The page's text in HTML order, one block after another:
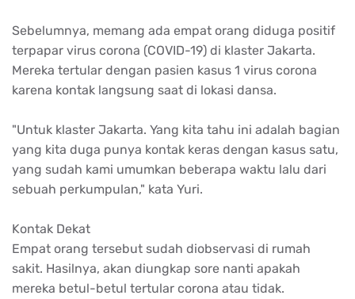
Sebelumnya, memang ada empat orang diduga positif
terpapar virus corona (COVID-19) di klaster Jakarta.
Mereka tertular dengan pasien kasus 1 virus corona
karena kontak langsung saat di lokasi dansa.
"Untuk klaster Jakarta. Yang kita tahu ini adalah bagian
yang kita duga punya kontak keras dengan kasus satu,
yang sudah kami umumkan beberapa waktu lalu dari
sebuah perkumpulan," kata Yuri.
Kontak Dekat
Empat orang tersebut sudah diobservasi di rumah
sakit. Hasilnya, akan diungkap sore nanti apakah
mereka betul-betul tertular corona atau tidak.